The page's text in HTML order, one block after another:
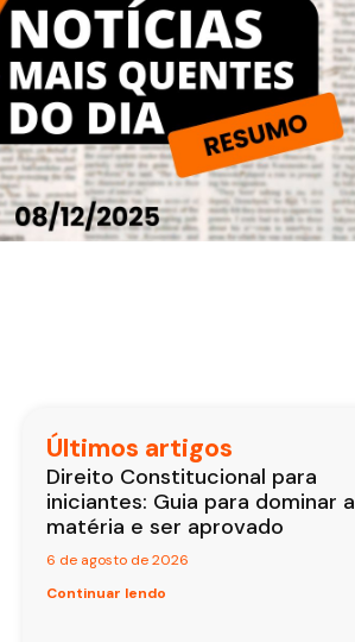
Últimos artigos
Direito Constitucional para
iniciantes: Guia para dominar a
matéria e ser aprovado
6 de agosto de 2026
Continuar lendo